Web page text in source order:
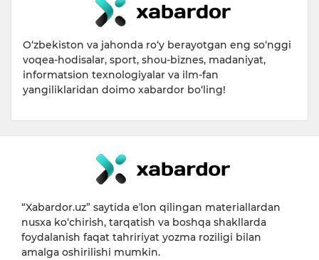
O‘zbekiston va jahonda ro‘y berayotgan eng so‘nggi
voqea-hodisalar, sport, shou-biznes, madaniyat,
informatsion texnologiyalar va ilm-fan
yangiliklaridan doimo xabardor bo‘ling!
“Xabardor.uz” saytida eʼlon qilingan materiallardan
nusxa ko‘chirish, tarqatish va boshqa shakllarda
foydalanish faqat tahririyat yozma roziligi bilan
amalga oshirilishi mumkin.